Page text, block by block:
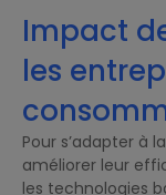
Impact
les
Pour s’adapter à
améliorer leur
les technologies